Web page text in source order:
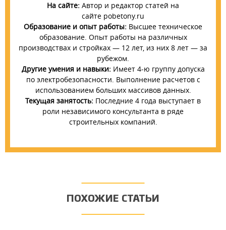
На сайте: Автор и редактор статей на
сайте pobetony.ru
Образование и опыт работы: Высшее техническое
образование. Опыт работы на различных
производствах и стройках — 12 лет, из них 8 лет — за
рубежом.
Другие умения и навыки:Имеет 4-ю группу допуска
по электробезопасности. Выполнение расчетов с
использованием больших массивов данных.
Текущая занятость: Последние 4 года выступает в
роли независимого консультанта в ряде
строительных компаний.
ПОХОЖИЕ СТАТЬИ